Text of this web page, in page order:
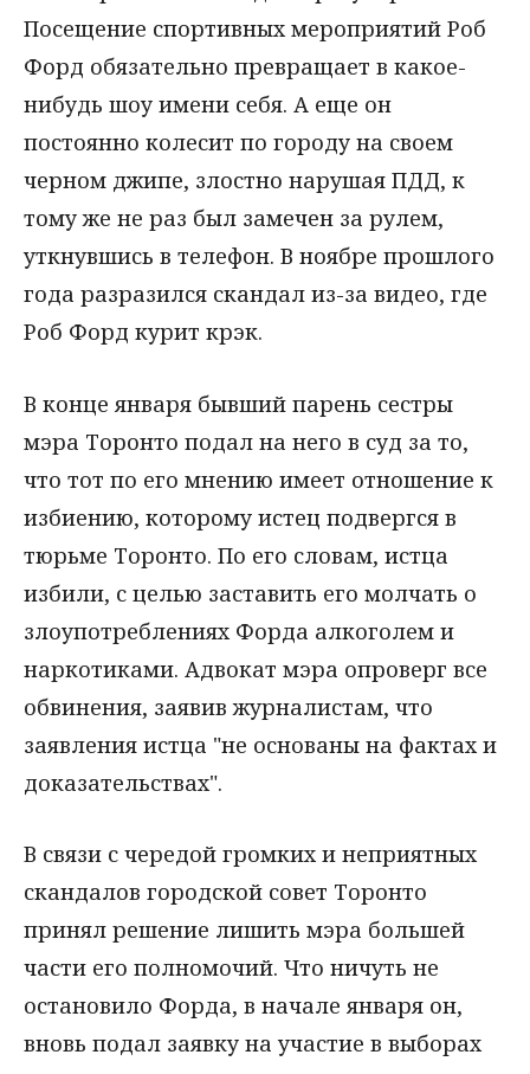
Посещение спортивных мероприятий Роб
Форд обязательно превращает в какое-
нибудь шоу имени себя. А еще он
постоянно колесит по городу на своем
черном джипе, злостно нарушая ПДД, к
тому же не раз был замечен за рулем,
уткнувшись в телефон. В ноябре прошлого
года разразился скандал из-за видео, где
Роб Форд курит крэк.
В конце января бывший парень сестры
мэра Торонто подал на него в суд за то,
что тот по его мнению имеет отношение к
избиению, которому истец подвергся в
тюрьме Торонто. По его словам, истца
избили, с целью заставить его молчать о
злоупотреблениях Форда алкоголем и
наркотиками. Адвокат мэра опроверг все
обвинения, заявив журналистам, что
заявления истца "не основаны на фактах и
доказательствах".
В связи с чередой громких и неприятных
скандалов городской совет Торонто
принял решение лишить мэра большей
части его полномочий. Что ничуть не
остановило Форда, в начале января он,
вновь подал заявку на участие в выборах